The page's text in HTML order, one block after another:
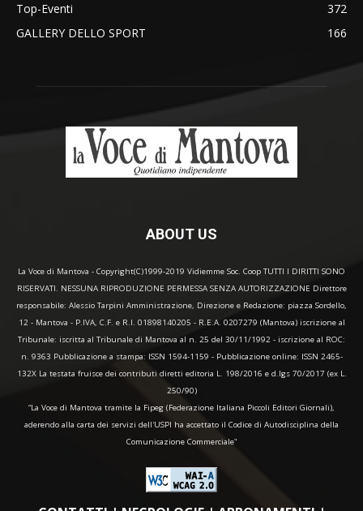
Top-Eventi
372
GALLERY DELLO SPORT
166
ABOUT US
La Voce di Mantova - Copyright(C)1999-2019 Vidiemme Soc. Coop TUTTI I DIRITTI SONO
RISERVATI. NESSUNA RIPRODUZIONE PERMESSA SENZA AUTORIZZAZIONE Direttore
responsabile: Alessio Tarpini Amministrazione, Direzione e Redazione: piazza Sordello,
12 - Mantova - P.IVA, C.F. e R.I. 01898140205 - R.E.A. 0207279 (Mantova) iscrizione al
Tribunale: iscritta al Tribunale di Mantova al n. 25 del 30/11/1992 - iscrizione al ROC:
n. 9363 Pubblicazione a stampa: ISSN 1594-1159 - Pubblicazione online: ISSN 2465-
132X La testata fruisce dei contributi diretti editoria L. 198/2016 e d.lgs 70/2017 (ex L.
250/90)
“La Voce di Mantova tramite la Fipeg (Federazione Italiana Piccoli Editori Giornali),
aderendo alla carta dei servizi dell'USPI ha accettato il Codice di Autodisciplina della
Comunicazione Commerciale"